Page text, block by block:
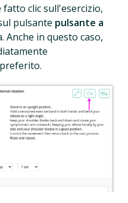
clic sull'esercizio,
pulsante pulsante a
Anche in questo caso,